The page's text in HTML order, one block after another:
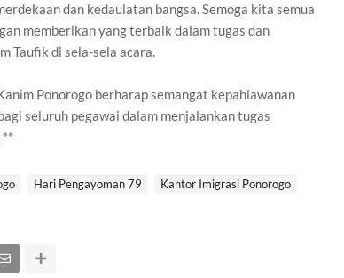
dan kedaulatan bangsa. Semoga kita semua
memberikan yang terbaik dalam tugas dan
Taufik di sela-sela acara.
Ponorogo berharap semangat kepahlawanan
seluruh pegawai dalam menjalankan tugas
Hari Pengayoman 79
Kantor Imigrasi Ponorogo